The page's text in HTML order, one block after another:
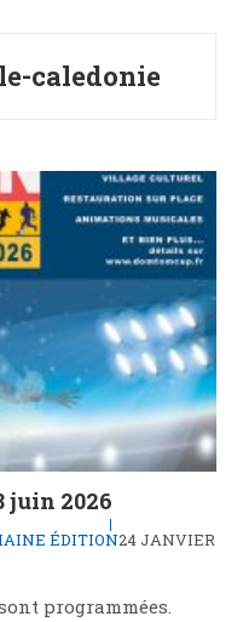
caledonie
juin 2026
ÉDITION24 JANVIER
programmées.